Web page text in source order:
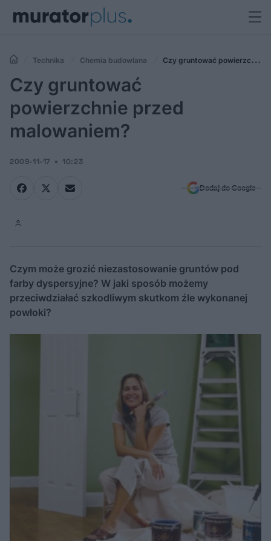
Technika Chemia budowlana
Czy gruntować powierzchnie
przed malowaniem?
Czy gruntować
powierzchnie przed
malowaniem?
2009-11-17 10:23
Dodaj do Google
Czym może grozić niezastosowanie gruntów pod
farby dyspersyjne? W jaki sposób możemy
przeciwdziałać szkodliwym skutkom źle wykonanej
powłoki?